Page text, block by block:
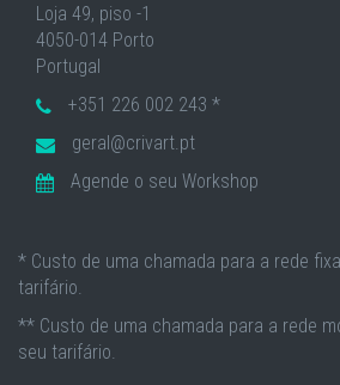
Loja 49, piso -1
4050-014 Porto
Portugal
+351 226 002 243 *
geral@crivart.pt
Agende o seu Workshop
* Custo de uma chamada para a rede
tarifário.
** Custo de uma chamada para a rede
seu tarifário.